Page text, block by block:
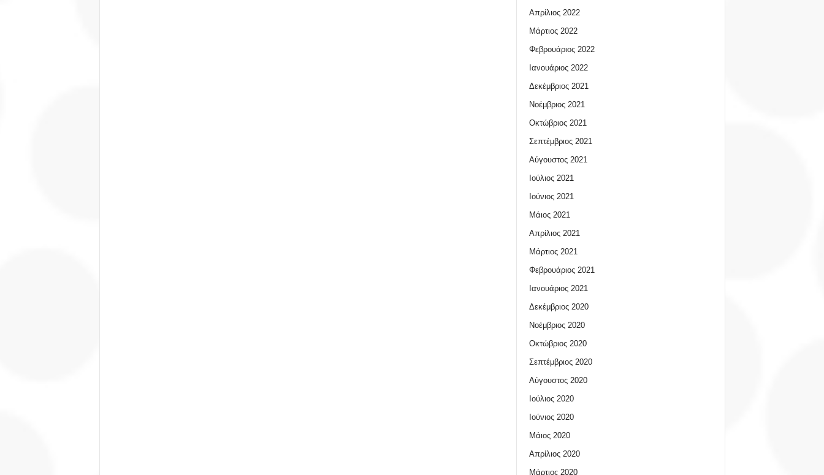
Απρίλιος 2022
Μάρτιος 2022
Φεβρουάριος 2022
Ιανουάριος 2022
Δεκέμβριος 2021
Νοέμβριος 2021
Οκτώβριος 2021
Σεπτέμβριος 2021
Αύγουστος 2021
Ιούλιος 2021
Ιούνιος 2021
Μάιος 2021
Απρίλιος 2021
Μάρτιος 2021
Φεβρουάριος 2021
Ιανουάριος 2021
Δεκέμβριος 2020
Νοέμβριος 2020
Οκτώβριος 2020
Σεπτέμβριος 2020
Αύγουστος 2020
Ιούλιος 2020
Ιούνιος 2020
Μάιος 2020
Απρίλιος 2020
Μάρτιος 2020